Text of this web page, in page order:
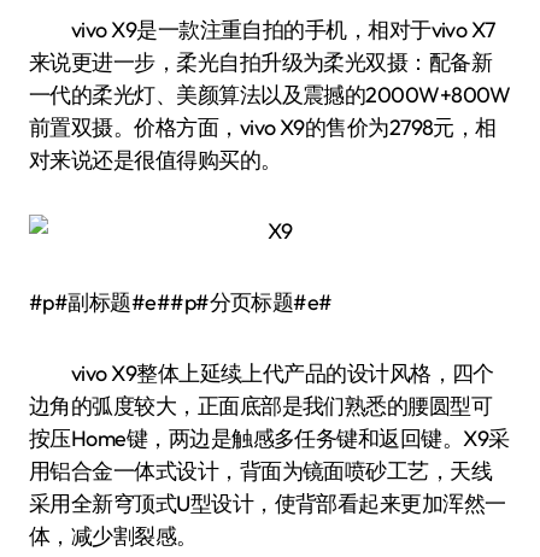
vivo X9是一款注重自拍的手机，相对于vivo X7
来说更进一步，柔光自拍升级为柔光双摄：配备新
一代的柔光灯、美颜算法以及震撼的2000W+800W
前置双摄。价格方面，vivo X9的售价为2798元，相
对来说还是很值得购买的。
#p#副标题#e##p#分页标题#e#
vivo X9整体上延续上代产品的设计风格，四个
边角的弧度较大，正面底部是我们熟悉的腰圆型可
按压Home键，两边是触感多任务键和返回键。X9采
用铝合金一体式设计，背面为镜面喷砂工艺，天线
采用全新穹顶式U型设计，使背部看起来更加浑然一
体，减少割裂感。